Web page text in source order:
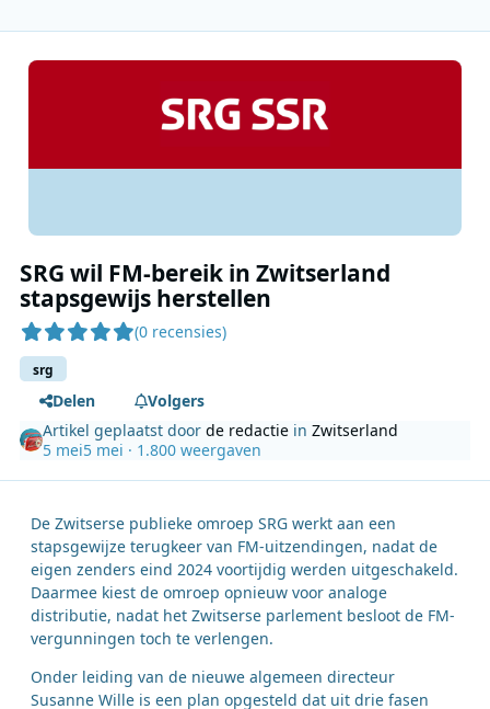
SRG wil FM-bereik in Zwitserland
stapsgewijs herstellen
(0 recensies)
srg
Delen
Volgers
Artikel geplaatst doorde redactie inZwitserland
5 mei5 mei · 1.800 weergaven
De Zwitserse publieke omroep SRG werkt aan een
stapsgewijze terugkeer van FM-uitzendingen, nadat de
eigen zenders eind 2024 voortijdig werden uitgeschakeld.
Daarmee kiest de omroep opnieuw voor analoge
distributie, nadat het Zwitserse parlement besloot de FM-
vergunningen toch te verlengen.
Onder leiding van de nieuwe algemeen directeur
Susanne Wille is een plan opgesteld dat uit drie fasen